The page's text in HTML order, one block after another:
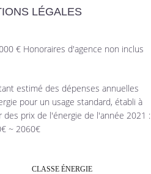
LÉGALES
€ Honoraires d'agence non inclus
estimé des dépenses annuelles
pour un usage standard, établi à
des prix de l'énergie de l'année 2021 :
~ 2060€